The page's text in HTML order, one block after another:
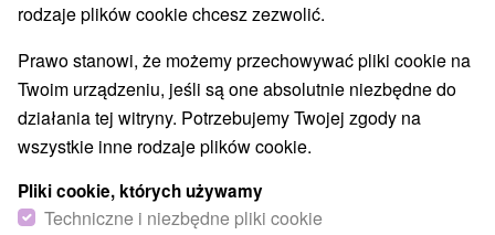
rodzaje plików cookie chcesz zezwolić.
Prawo stanowi, że możemy przechowywać pliki cookie na
Twoim urządzeniu, jeśli są one absolutnie niezbędne do
działania tej witryny. Potrzebujemy Twojej zgody na
wszystkie inne rodzaje plików cookie.
Pliki cookie, których używamy
Techniczne i niezbędne pliki cookie